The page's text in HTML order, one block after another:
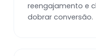
reengajamento e
dobrar conversão.